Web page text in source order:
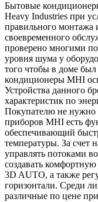
Бытовые
Heavy Industries при
правильного монтажа
своевременного
проверено многими
уровня шума у
того чтобы в доме
кондиционеры MHI
Устройства данного
характеристик по
Покупателю не нужно
приборов MHI есть
обеспечивающий
температуры. За счет
управлять потоками
создавать
3D AUTO, а также
горизонтали. Среди
различные по цене